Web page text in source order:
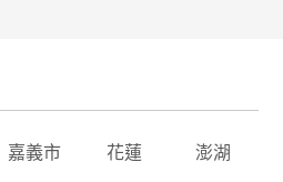
嘉義市 花蓮 澎湖